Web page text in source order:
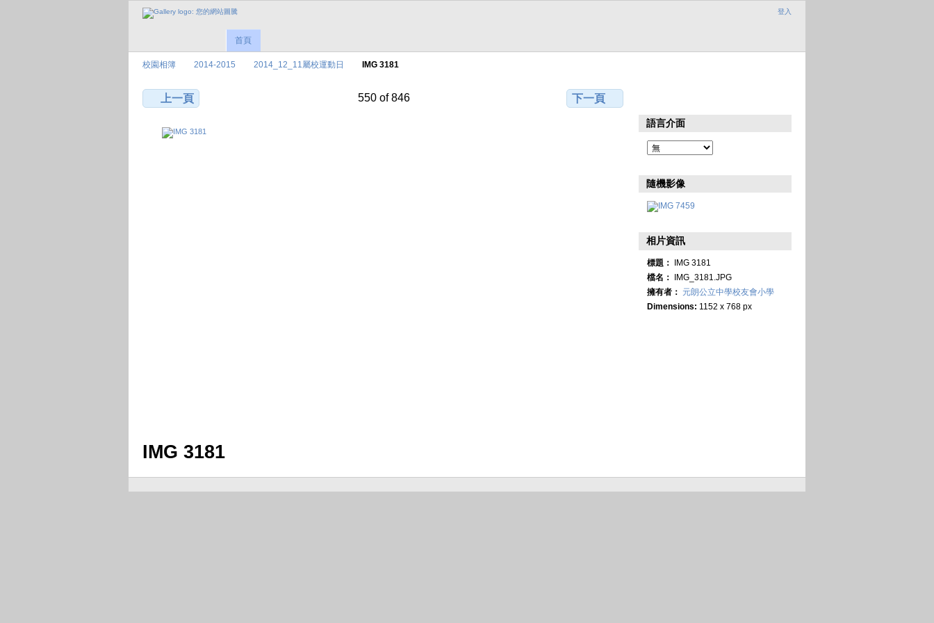
登入
首頁
校園相簿 2014-2015 2014_12_11屬校運動日 IMG 3181
上一頁 550 of 846 下一頁
IMG 3181
語言介面
隨機影像
相片資訊
標題：
IMG 3181
檔名：
IMG_3181.JPG
擁有者：
元朗公立中學校友會小學
Dimensions: 1152 x 768 px